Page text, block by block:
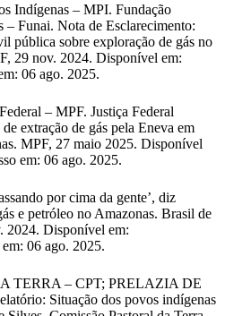
Indígenas – MPI. Fundação
– Funai. Nota de Esclarecimento:
pública sobre exploração de gás no
29 nov. 2024. Disponível em:
06 ago. 2025.
– MPF. Justiça Federal
extração de gás pela Eneva em
MPF, 27 maio 2025. Disponível
em: 06 ago. 2025.
por cima da gente’, diz
e petróleo no Amazonas. Brasil de
2024. Disponível em:
em: 06 ago. 2025.
TERRA – CPT; PRELAZIA DE
Situação dos povos indígenas